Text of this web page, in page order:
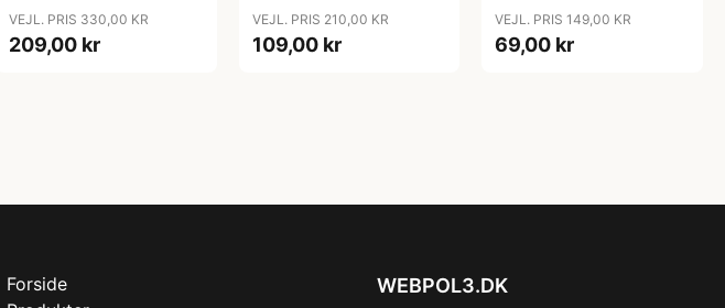
VEJL. PRIS 330,00 KR
209,00 kr
VEJL. PRIS 210,00 KR
109,00 kr
VEJL. PRIS 149,00 KR
69,00 kr
Forside
WEBPOL3.DK